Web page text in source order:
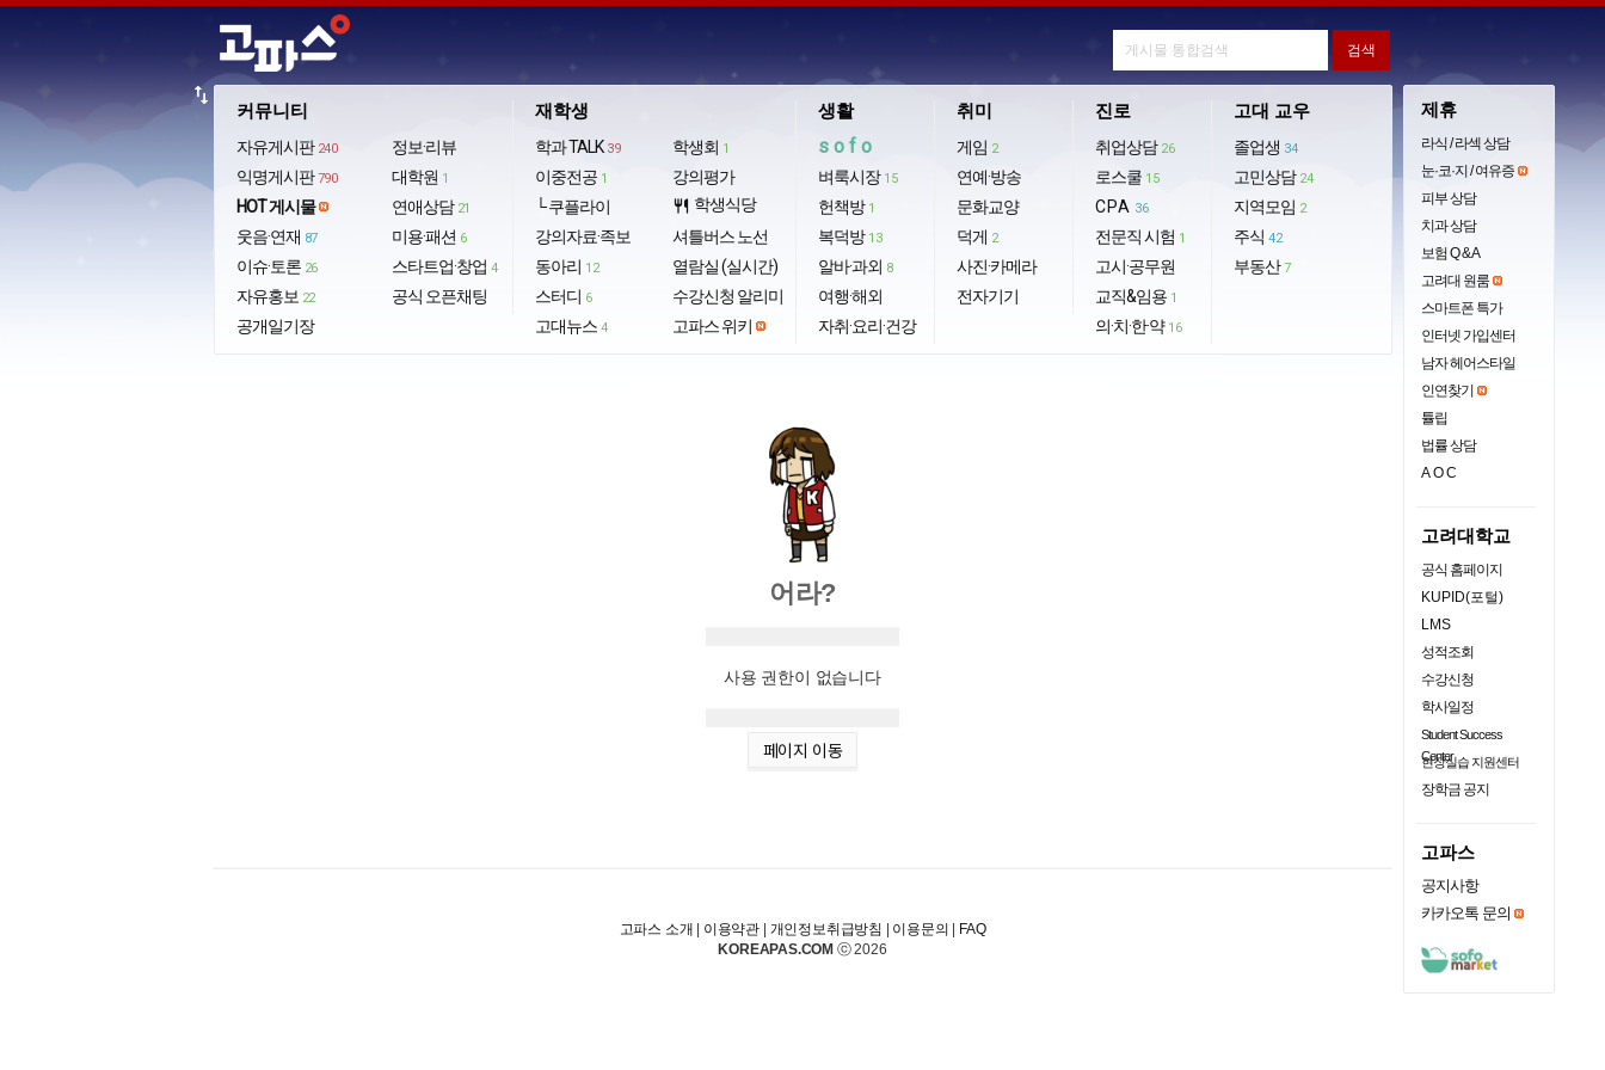
커뮤니티
자유게시판 240
익명게시판 790
HOT 게시물
웃음·연재 87
이슈·토론 26
자유홍보 22
공개일기장
정보·리뷰
대학원 1
연애상담 21
미용·패션 6
스타트업·창업 4
공식 오픈채팅
재학생
학과 TALK 39
이중전공 1
└ 쿠플라이
강의자료·족보
동아리 12
스터디 6
고대뉴스 4
학생회 1
강의평가
restaurant 학생식당
셔틀버스 노선
열람실 (실시간)
수강신청 알리미
고파스 위키
생활
sofo
벼룩시장 15
헌책방 1
복덕방 13
알바·과외 8
여행·해외
자취·요리·건강
취미
게임 2
연예·방송
문화교양
덕게 2
사진·카메라
전자기기
진로
취업상담 26
로스쿨 15
CPA 36
전문직 시험 1
고시·공무원
교직&임용 1
의·치·한·약 16
고대 교우
졸업생 34
고민상담 24
지역모임 2
주식 42
부동산 7
import_export
어라?
사용 권한이 없습니다
페이지 이동
제휴
라식 / 라섹 상담
눈·코·지 / 여유증
피부 상담
치과 상담
보험 Q & A
고려대 원룸
스마트폰 특가
인터넷 가입센터
남자 헤어스타일
인연찾기
튤립
법률 상담
AOC
고려대학교
공식 홈페이지
KUPID(포털)
LMS
성적조회
수강신청
학사일정
Student Success
Center
현장실습 지원센터
장학금 공지
고파스
공지사항
카카오톡 문의
고파스 소개 이용약관 개인정보취급방침 이용문의
FAQ
KOREAPAS.COM ⓒ 2026